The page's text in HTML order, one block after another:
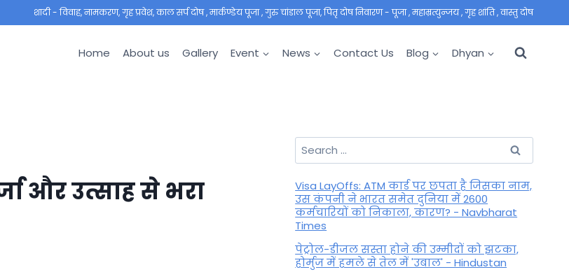
शादी - विवाह, नामकरण, गृह प्रवेश, काल सर्प दोष , मार्कण्डेय पूजा , गुरु चांडाल पूजा, पितृ दोष निवारण - पूजा , महाम्रत्युन्जय , गृह शांति , वास्तु दोष
Home About us Gallery Event News Contact Us Blog Dhyan
और उत्साह से भरा
Search
for:
Visa LayOffs: ATM कार्ड पर छपता है जिसका नाम,
उस कंपनी ने भारत समेत दुनिया में 2600
कर्मचारियों को निकाला, कारण? - Navbharat
Times
पेट्रोल-डीजल सस्ता होने की उम्मीदों को झटका,
होर्मुज में हमले से तेल में 'उबाल' - Hindustan